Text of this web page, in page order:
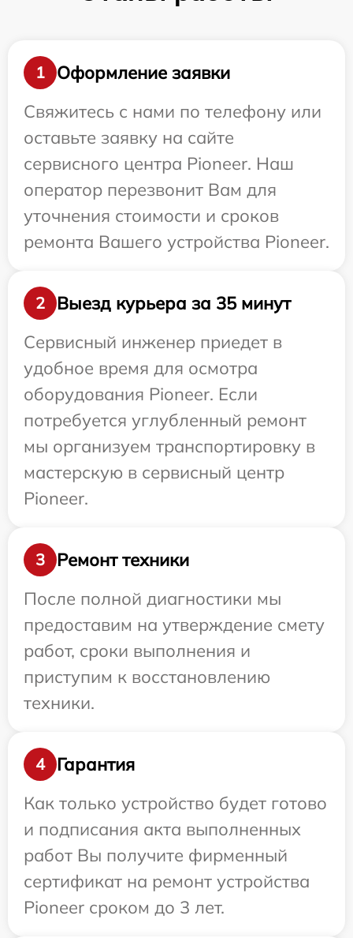
1
Оформление заявки
Свяжитесь с нами по телефону или
оставьте заявку на сайте
сервисного центра Pioneer. Наш
оператор перезвонит Вам для
уточнения стоимости и сроков
ремонта Вашего устройства Pioneer.
2
Выезд курьера за 35 минут
Сервисный инженер приедет в
удобное время для осмотра
оборудования Pioneer. Если
потребуется углубленный ремонт
мы организуем транспортировку в
мастерскую в сервисный центр
Pioneer.
3
Ремонт техники
После полной диагностики мы
предоставим на утверждение смету
работ, сроки выполнения и
приступим к восстановлению
техники.
4
Гарантия
Как только устройство будет готово
и подписания акта выполненных
работ Вы получите фирменный
сертификат на ремонт устройства
Pioneer сроком до 3 лет.